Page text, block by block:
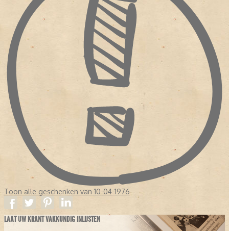
Toon alle geschenken van 10-04-1976
LAAT UW KRANT VAKKUNDIG INLIJSTEN